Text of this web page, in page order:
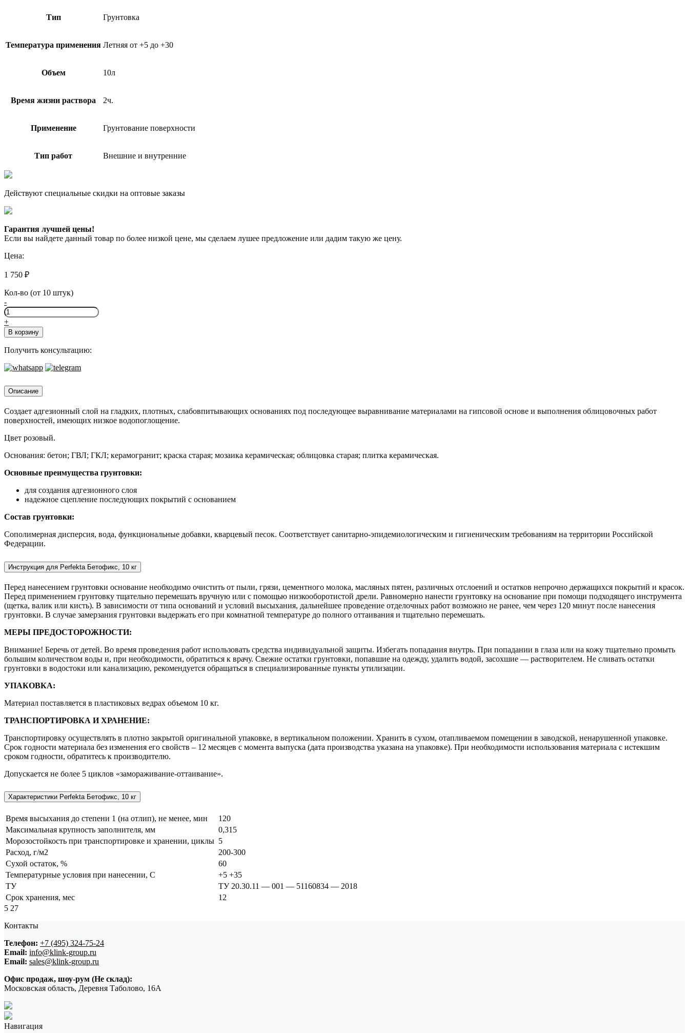
Тип Грунтовка
Температура применения Летняя от +5 до +30
Объем 10л
Время жизни раствора 2ч.
Применение Грунтование поверхности
Тип работ Внешние и внутренние
Действуют специальные скидки на оптовые заказы
Гарантия лучшей цены!
Если вы найдете данный товар по более низкой цене, мы сделаем лушее предложение или дадим такую же цену.
Цена:
1 750 ₽
Кол-во (от 10 штук)
-
Количество
товара
Perfekta
Бетофикс,
10
+
В корзину
Получить консультацию:
Описание
Создает адгезионный слой на гладких, плотных, слабовпитывающих основаниях под последующее выравнивание материалами на гипсовой основе и выполнения облицовочных работ
поверхностей, имеющих низкое водопоглощение.
Цвет розовый.
Основания: бетон; ГВЛ; ГКЛ; керамогранит; краска старая; мозаика керамическая; облицовка старая; плитка керамическая.
Основные преимущества грунтовки:
для создания адгезионного слоя
надежное сцепление последующих покрытий с основанием
Состав грунтовки:
Сополимерная дисперсия, вода, функциональные добавки, кварцевый песок. Соответствует санитарно-эпидемиологическим и гигиеническим требованиям на территории Российской
Федерации.
Инструкция для Perfekta Бетофикс, 10 кг
Перед нанесением грунтовки основание необходимо очистить от пыли, грязи, цементного молока, масляных пятен, различных отслоений и остатков непрочно держащихся покрытий и красок.
Перед применением грунтовку тщательно перемешать вручную или с помощью низкооборотистой дрели. Равномерно нанести грунтовку на основание при помощи подходящего инструмента
(щетка, валик или кисть). В зависимости от типа оснований и условий высыхания, дальнейшее проведение отделочных работ возможно не ранее, чем через 120 минут после нанесения
грунтовки. В случае замерзания грунтовки выдержать его при комнатной температуре до полного оттаивания и тщательно перемешать.
МЕРЫ ПРЕДОСТОРОЖНОСТИ:
Внимание! Беречь от детей. Во время проведения работ использовать средства индивидуальной защиты. Избегать попадания внутрь. При попадании в глаза или на кожу тщательно промыть
большим количеством воды и, при необходимости, обратиться к врачу. Свежие остатки грунтовки, попавшие на одежду, удалить водой, засохшие — растворителем. Не сливать остатки
грунтовки в водостоки или канализацию, рекомендуется обращаться в специализированные пункты утилизации.
УПАКОВКА:
Материал поставляется в пластиковых ведрах объемом 10 кг.
ТРАНСПОРТИРОВКА И ХРАНЕНИЕ:
Транспортировку осуществлять в плотно закрытой оригинальной упаковке, в вертикальном положении. Хранить в сухом, отапливаемом помещении в заводской, ненарушенной упаковке.
Срок годности материала без изменения его свойств – 12 месяцев с момента выпуска (дата производства указана на упаковке). При необходимости использования материала с истекшим
сроком годности, обратитесь к производителю.
Допускается не более 5 циклов «замораживание-оттаивание».
Характеристики Perfekta Бетофикс, 10 кг
Время высыхания до степени 1 (на отлип), не менее, мин
120
Максимальная крупность заполнителя, мм
0,315
Морозостойкость при транспортировке и хранении, циклы 5
Расход, г/м2
200-300
Сухой остаток, %
60
Температурные условия при нанесении, С
+5 +35
ТУ
ТУ 20.30.11 — 001 — 51160834 — 2018
Срок хранения, мес
12
5 27
Контакты
Телефон: +7 (495) 324-75-24
Email: info@klink-group.ru
Email: sales@klink-group.ru
Офис продаж, шоу-рум (Не склад):
Московская область, Деревня Таболово, 16А
Навигация